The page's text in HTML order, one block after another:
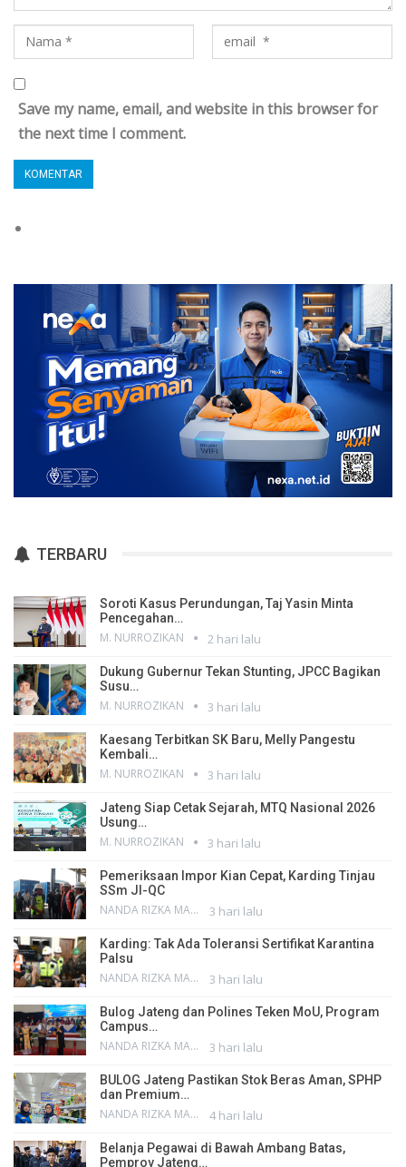
Save my name, email, and website in this browser for
the next time I comment.
TERBARU
Soroti Kasus Perundungan, Taj Yasin Minta
Pencegahan…
M. NURROZIKAN 2 hari lalu
Dukung Gubernur Tekan Stunting, JPCC Bagikan
Susu…
M. NURROZIKAN 3 hari lalu
Kaesang Terbitkan SK Baru, Melly Pangestu
Kembali…
M. NURROZIKAN 3 hari lalu
Jateng Siap Cetak Sejarah, MTQ Nasional 2026
Usung…
M. NURROZIKAN 3 hari lalu
Pemeriksaan Impor Kian Cepat, Karding Tinjau
SSm JI-QC
NANDA RIZKA MAHENDRA 3 hari lalu
Karding: Tak Ada Toleransi Sertifikat Karantina
Palsu
NANDA RIZKA MAHENDRA 3 hari lalu
Bulog Jateng dan Polines Teken MoU, Program
Campus…
NANDA RIZKA MAHENDRA 3 hari lalu
BULOG Jateng Pastikan Stok Beras Aman, SPHP
dan Premium…
NANDA RIZKA MAHENDRA 4 hari lalu
Belanja Pegawai di Bawah Ambang Batas,
Pemprov Jateng…